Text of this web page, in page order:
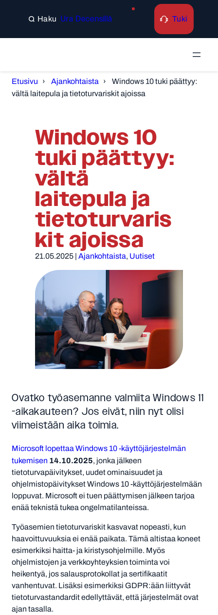
Search Ura Decensillä Tuki
Etusivu Ajankohtaista
Windows 10 tuki päättyy:
vältä laitepula ja tietoturvariskit ajoissa
Windows 10
tuki päättyy:
vältä
laitepula ja
tietoturvaris
kit ajoissa
21.05.2025|Ajankohtaista, Uutiset
Ovatko työasemanne valmiita Windows 11
-aikakauteen? Jos eivät, niin nyt olisi
viimeistään aika toimia.
Microsoft lopettaa Windows 10 -käyttöjärjestelmän
tukemisen 14.10.2025, jonka jälkeen
tietoturvapäivitykset, uudet ominaisuudet ja
ohjelmistopäivitykset Windows 10 -käyttöjärjestelmään
loppuvat. Microsoft ei tuen päättymisen jälkeen tarjoa
enää teknistä tukea ongelmatilanteissa.
Työasemien tietoturvariskit kasvavat nopeasti, kun
haavoittuvuuksia ei enää paikata. Tämä altistaa koneet
esimerkiksi haitta- ja kiristysohjelmille. Myös
ohjelmistojen ja verkkoyhteyksien toiminta voi
heikentyä, jos salausprotokollat ja sertifikaatit
vanhentuvat. Lisäksi esimerkiksi GDPR:ään liittyvät
tietoturvastandardit edellyttävät, että järjestelmät ovat
ajan tasalla.